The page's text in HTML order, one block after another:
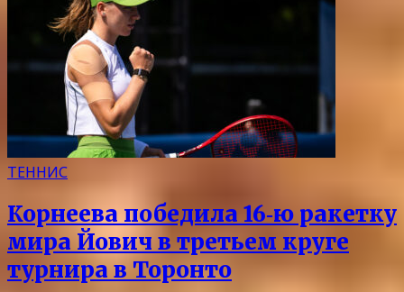
ТЕННИС
Корнеева победила 16‑ю ракетку
мира Йович в третьем круге
турнира в Торонто